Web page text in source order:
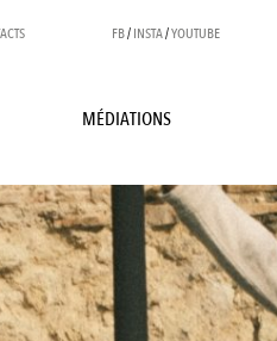
FB/INSTA/YOUTUBE
MÉDIATIONS